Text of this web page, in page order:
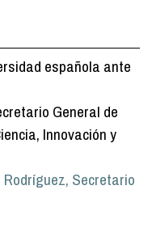
española ante
General de
Innovación y
Secretario